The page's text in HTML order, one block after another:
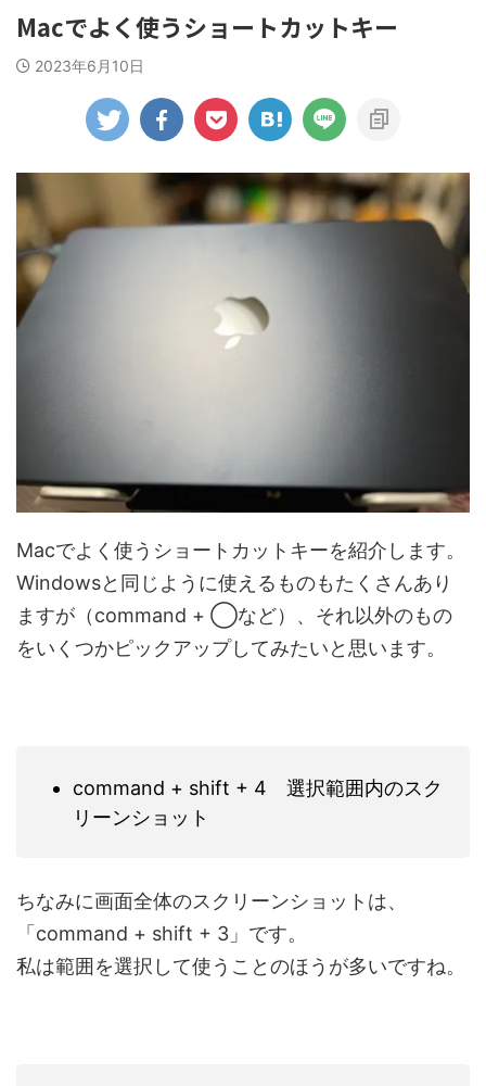
Macでよく使うショートカットキー
2023年6月10日
Macでよく使うショートカットキーを紹介します。
Windowsと同じように使えるものもたくさんあり
ますが（command + ◯など）、それ以外のもの
をいくつかピックアップしてみたいと思います。
command + shift + 4 選択範囲内のスク
リーンショット
ちなみに画面全体のスクリーンショットは、
「command + shift + 3」です。
私は範囲を選択して使うことのほうが多いですね。